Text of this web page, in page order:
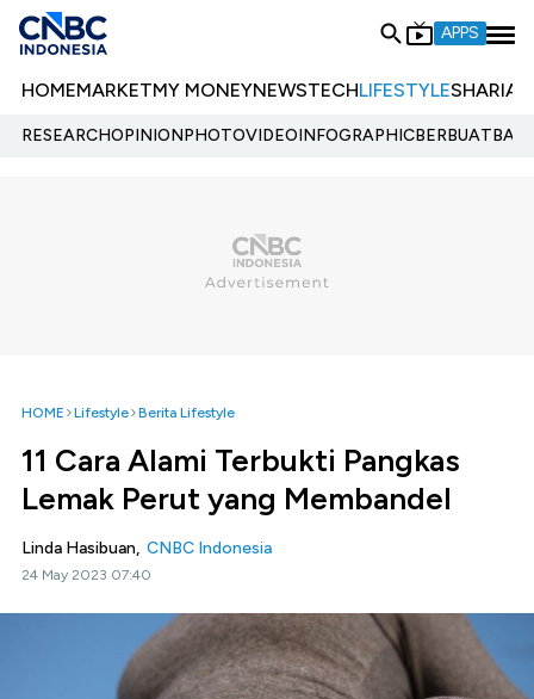
APPS
HOMEMARKETMY MONEYNEWSTECHLIFESTYLESHARIA
RESEARCHOPINIONPHOTOVIDEOINFOGRAPHIC
HOME Lifestyle Berita Lifestyle
11 Cara Alami Terbukti Pangkas
Lemak Perut yang Membandel
Linda Hasibuan, CNBC Indonesia
24 May 2023 07:40